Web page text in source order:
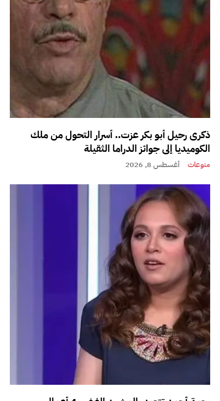
ذكرى رحيل أبو بكر عزت.. أسرار التحول من ملك
الكوميديا إلى جوائز الدراما الثقيلة
منوعات أغسطس 8, 2026